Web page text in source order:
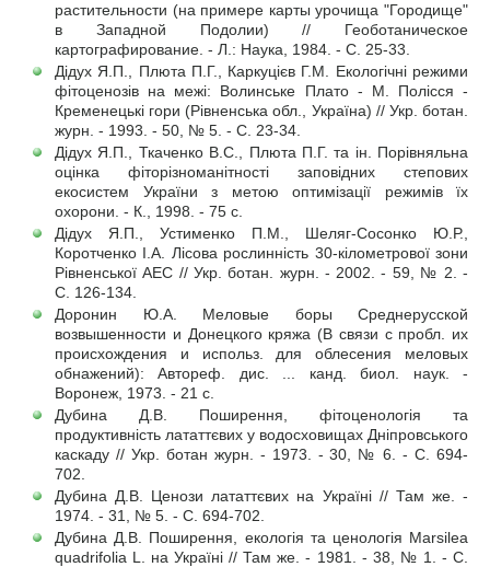
растительности (на примере карты урочища "Городище"
в Западной Подолии) // Геоботаническое
картографирование. - Л.: Наука, 1984. - С. 25-33.
Дідух Я.П., Плюта П.Г., Каркуцієв Г.М. Екологічні режими
фітоценозів на межі: Волинське Плато - М. Полісся -
Кременецькі гори (Рівненська обл., Україна) // Укр. ботан.
журн. - 1993. - 50, № 5. - С. 23-34.
Дідух Я.П., Ткаченко В.С., Плюта П.Г. та ін. Порівняльна
оцінка фіторізноманітності заповідних степових
екосистем України з метою оптимізації режимів їх
охорони. - К., 1998. - 75 с.
Дідух Я.П., Устименко П.М., Шеляг-Сосонко Ю.Р.,
Коротченко І.А. Лісова рослинність 30-кілометрової зони
Рівненської АЕС // Укр. ботан. журн. - 2002. - 59, № 2. -
С. 126-134.
Доронин Ю.А. Меловые боры Среднерусской
возвышенности и Донецкого кряжа (В связи с пробл. их
происхождения и использ. для облесения меловых
обнажений): Автореф. дис. ... канд. биол. наук. -
Воронеж, 1973. - 21 с.
Дубина Д.В. Поширення, фітоценологія та
продуктивність лататтєвих у водосховищах Дніпровського
каскаду // Укр. ботан журн. - 1973. - 30, № 6. - С. 694-
702.
Дубина Д.В. Ценози лататтєвих на Україні // Там же. -
1974. - 31, № 5. - С. 694-702.
Дубина Д.В. Поширення, екологія та ценологія Marsilea
quadrifolia L. на Україні // Там же. - 1981. - 38, № 1. - С.